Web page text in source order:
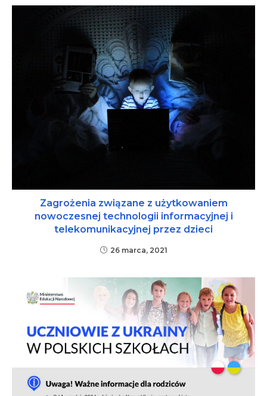
Zagrożenia związane z użytkowaniem
nowoczesnej technologii informacyjnej i
telekomunikacyjnej przez dzieci
26 marca, 2021